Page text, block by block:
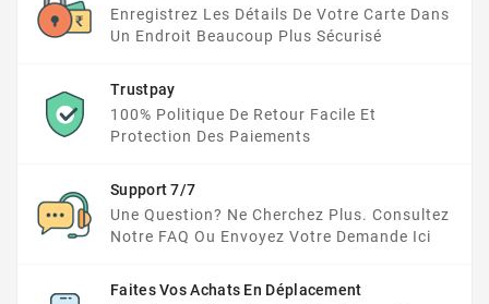
Enregistrez Les Détails De Votre Carte Dans
Un Endroit Beaucoup Plus Sécurisé
Trustpay
100% Politique De Retour Facile Et
Protection Des Paiements
Support 7/7
Une Question? Ne Cherchez Plus. Consultez
Notre FAQ Ou Envoyez Votre Demande Ici
Faites Vos Achats En Déplacement